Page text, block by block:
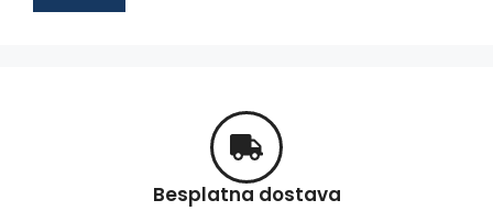
Besplatna dostava